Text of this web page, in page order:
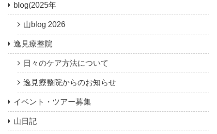
blog(2025年
山blog 2026
逸見療整院
日々のケア方法について
逸見療整院からのお知らせ
イベント・ツアー募集
山日記